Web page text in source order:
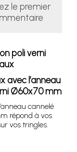
le premier
poli verni
avec l’anneau
Ø60x70 mm
cannelé
répond à vos
vos tringles.